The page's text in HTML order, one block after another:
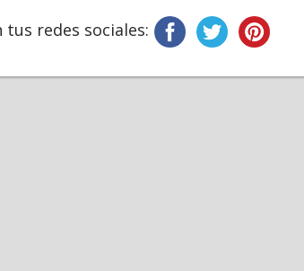
tus redes sociales: